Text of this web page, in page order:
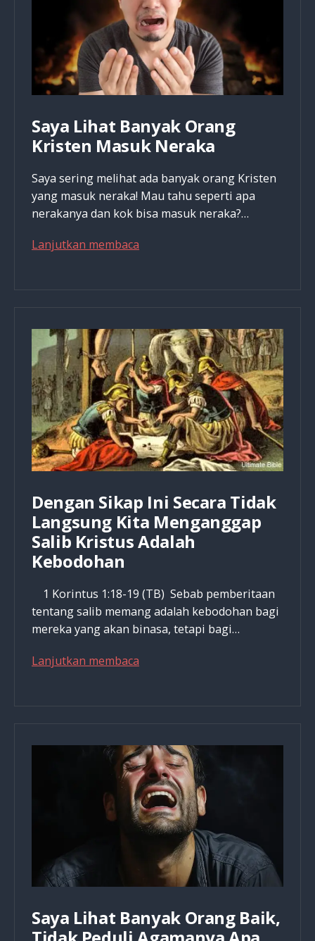
Dunia
Ini
Saya Lihat Banyak Orang
Kristen Masuk Neraka
Saya sering melihat ada banyak orang Kristen
yang masuk neraka! Mau tahu seperti apa
nerakanya dan kok bisa masuk neraka?…
Lanjutkan membaca
Masuk
Neraka
Dengan Sikap Ini Secara Tidak
Langsung Kita Menganggap
Salib Kristus Adalah
Kebodohan
1 Korintus 1:18-19 (TB) Sebab pemberitaan
tentang salib memang adalah kebodohan bagi
mereka yang akan binasa, tetapi bagi…
Lanjutkan membaca
Langsung
Kita
Menganggap
Salib
Kristus
Adalah
Kebodohan
Saya Lihat Banyak Orang Baik,